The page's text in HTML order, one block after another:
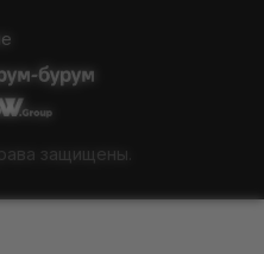
защищены.